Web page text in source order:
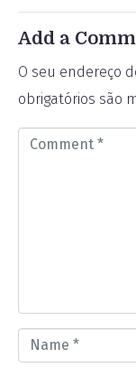
Add a
O seu endereço
obrigatórios são
*
a